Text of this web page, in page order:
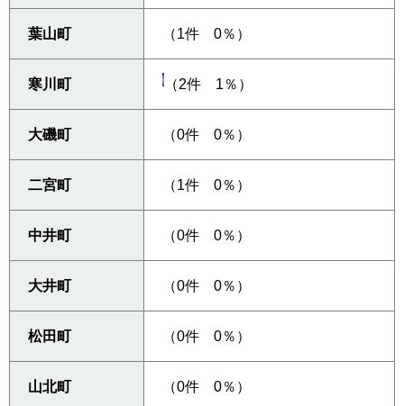
葉山町 （1件 0％）
寒川町 （2件 1％）
大磯町 （0件 0％）
二宮町 （1件 0％）
中井町 （0件 0％）
大井町 （0件 0％）
松田町 （0件 0％）
山北町 （0件 0％）